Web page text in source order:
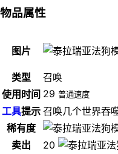
物品属性
图片
类型
召唤
使用时间 29 普通速度
工具提示 召唤几个世界吞
稀有度
卖出
20